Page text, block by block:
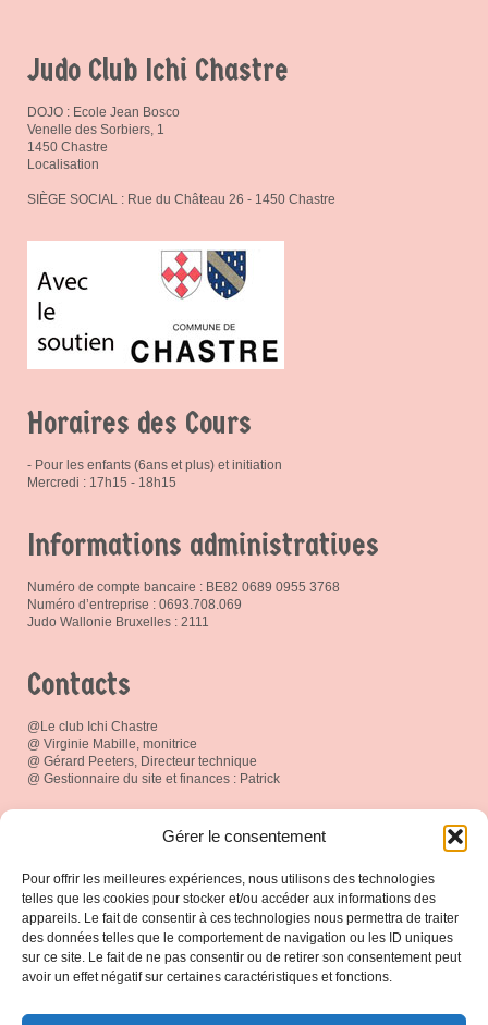
Gérer le consentement
Pour offrir les meilleures expériences, nous utilisons des technologies
telles que les cookies pour stocker et/ou accéder aux informations des
appareils. Le fait de consentir à ces technologies nous permettra de traiter
des données telles que le comportement de navigation ou les ID uniques
sur ce site. Le fait de ne pas consentir ou de retirer son consentement peut
avoir un effet négatif sur certaines caractéristiques et fonctions.
Judo Club Ichi Chastre
DOJO : Ecole Jean Bosco
Venelle des Sorbiers, 1
1450 Chastre
Localisation
SIÈGE SOCIAL : Rue du Château 26 - 1450 Chastre
Horaires des Cours
- Pour les enfants (6ans et plus) et initiation
Mercredi : 17h15 - 18h15
Informations administratives
Numéro de compte bancaire : BE82 0689 0955 3768
Numéro d’entreprise : 0693.708.069
Judo Wallonie Bruxelles : 2111
Contacts
@Le club Ichi Chastre
@ Virginie Mabille, monitrice
@ Gérard Peeters, Directeur technique
@ Gestionnaire du site et finances : Patrick
Réseau social
Espace Membres